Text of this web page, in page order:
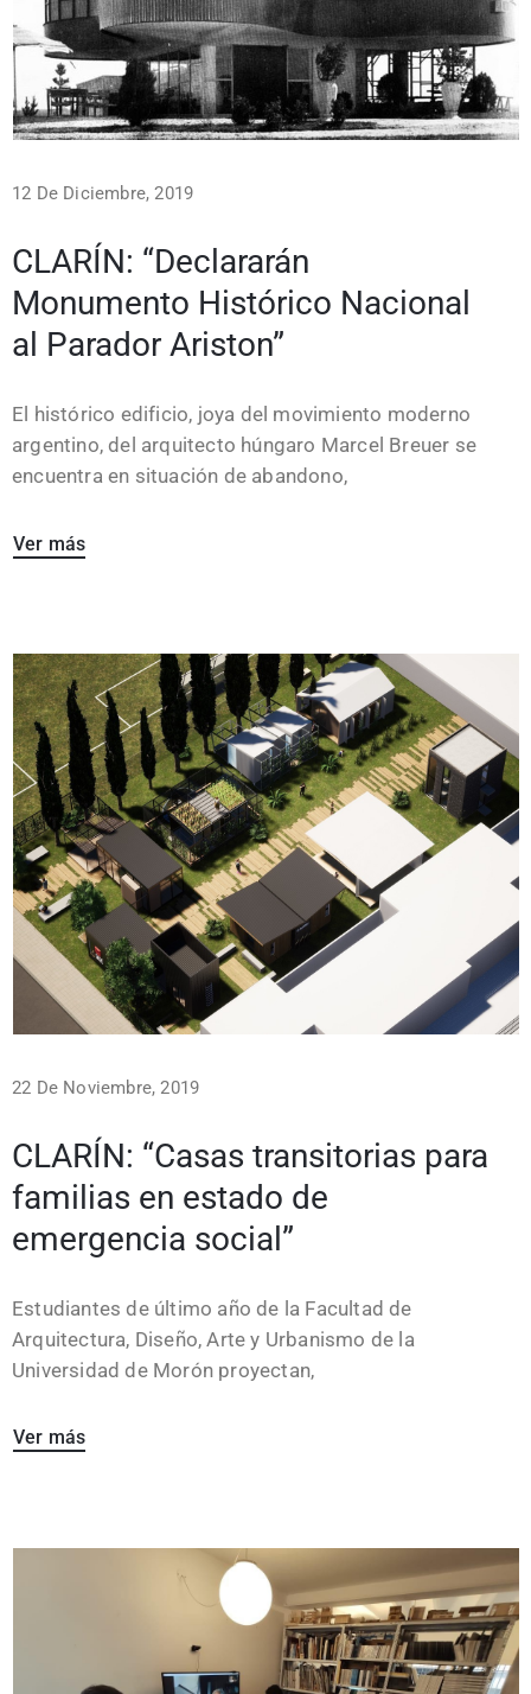
12 De Diciembre, 2019
CLARÍN: “Declararán
Monumento Histórico Nacional
al Parador Ariston”
El histórico edificio, joya del movimiento moderno
argentino, del arquitecto húngaro Marcel Breuer se
encuentra en situación de abandono,
Ver más
22 De Noviembre, 2019
CLARÍN: “Casas transitorias para
familias en estado de
emergencia social”
Estudiantes de último año de la Facultad de
Arquitectura, Diseño, Arte y Urbanismo de la
Universidad de Morón proyectan,
Ver más